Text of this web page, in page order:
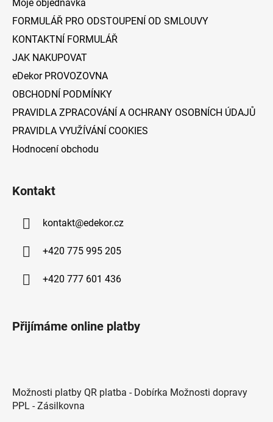
Moje objednávka
FORMULÁŘ PRO ODSTOUPENÍ OD SMLOUVY
KONTAKTNÍ FORMULÁŘ
JAK NAKUPOVAT
eDekor PROVOZOVNA
OBCHODNÍ PODMÍNKY
PRAVIDLA ZPRACOVÁNÍ A OCHRANY OSOBNÍCH ÚDAJŮ
PRAVIDLA VYUŽÍVÁNÍ COOKIES
Hodnocení obchodu
Kontakt
kontakt@edekor.cz
+420 775 995 205
+420 777 601 436
Přijímáme online platby
Možnosti platby QR platba - Dobírka Možnosti dopravy
PPL - Zásilkovna